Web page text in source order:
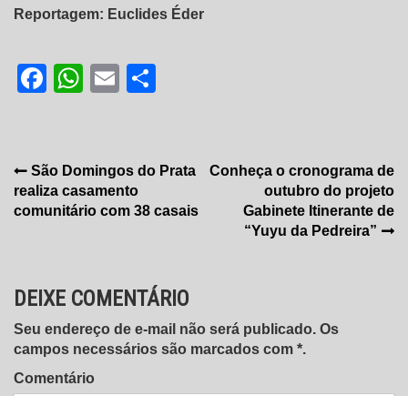
Reportagem: Euclides Éder
Facebook
WhatsApp
Email
Navegação
de
São Domingos do Prata
realiza casamento
comunitário com 38 casais
Conheça o cronograma de
outubro do projeto
Gabinete Itinerante de
“Yuyu da Pedreira”
DEIXE COMENTÁRIO
Seu endereço de e-mail não será publicado. Os
campos necessários são marcados com *.
Comentário